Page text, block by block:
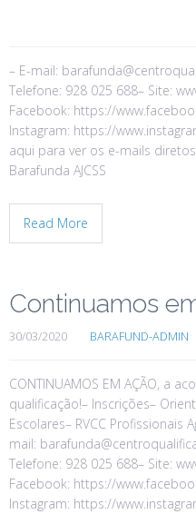
– E-mail:
Telefone: 928 025 688– Site:
Facebook: https://
Instagram: https://
aqui para ver os e-mails
Barafunda AJCSS
Read More
Continuamos
30/03/2020 BARAFUND-ADMIN
CONTINUAMOS EM AÇÃO, a
qualificação!– Inscrições–
Escolares– RVCC Profissionais
mail:
Telefone: 928 025 688– Site:
Facebook: https://
Instagram: https://